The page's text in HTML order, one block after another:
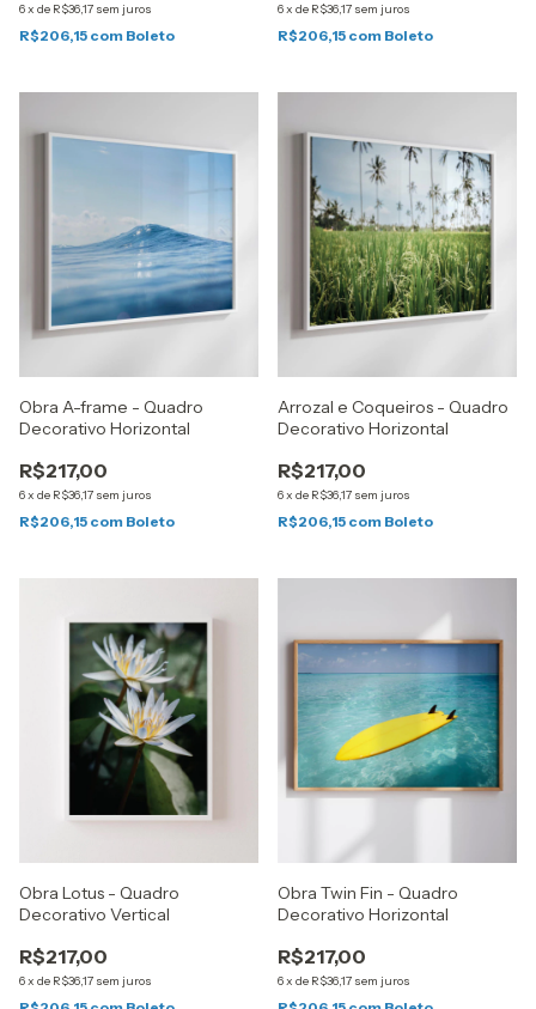
6x de R$36,17 sem juros
R$206,15 com Boleto
6x de R$36,17 sem juros
R$206,15 com Boleto
Obra A-frame - Quadro
Decorativo Horizontal
R$217,00
6x de R$36,17 sem juros
R$206,15 com Boleto
Arrozal e Coqueiros - Quadro
Decorativo Horizontal
R$217,00
6x de R$36,17 sem juros
R$206,15 com Boleto
Obra Lotus - Quadro
Decorativo Vertical
R$217,00
6x de R$36,17 sem juros
Obra Twin Fin - Quadro
Decorativo Horizontal
R$217,00
6x de R$36,17 sem juros